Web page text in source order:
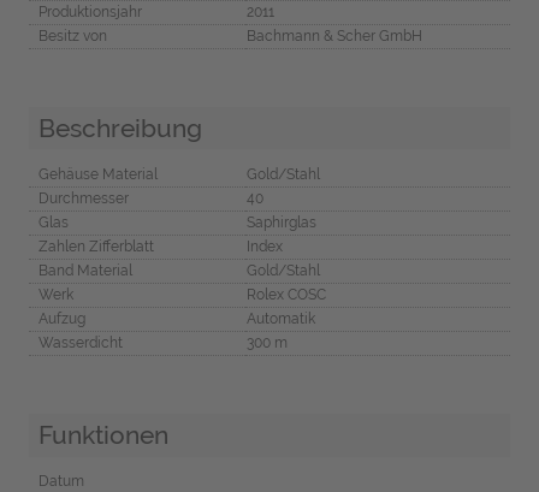
Produktionsjahr
2011
Besitz von
Bachmann & Scher GmbH
Beschreibung
Gehäuse Material
Gold/Stahl
Durchmesser
40
Glas
Saphirglas
Zahlen Zifferblatt
Index
Band Material
Gold/Stahl
Werk
Rolex COSC
Aufzug
Automatik
Wasserdicht
300 m
Funktionen
Datum